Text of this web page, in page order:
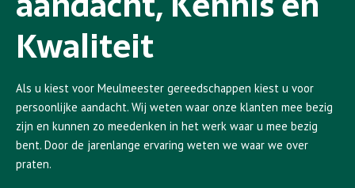
Kwaliteit
Als u kiest voor Meulmeester gereedschappen kiest u voor
persoonlijke aandacht. Wij weten waar onze klanten mee bezig
zijn en kunnen zo meedenken in het werk waar u mee bezig
bent. Door de jarenlange ervaring weten we waar we over
praten.